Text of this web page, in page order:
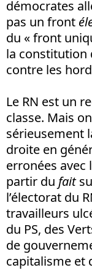
démocrates
pas un front
du « front
la constitution
contre les
Le RN est un
classe. Mais
sérieusement
droite en
erronées avec
partir du fait
l’électorat du
travailleurs
du PS, des
de
capitalisme et